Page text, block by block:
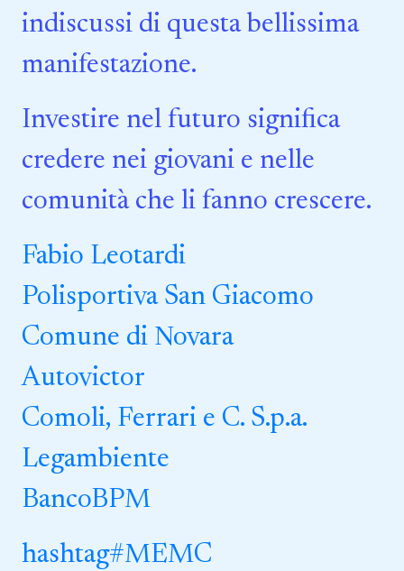
indiscussi di questa bellissima
manifestazione.
Investire nel futuro significa
credere nei giovani e nelle
comunità che li fanno crescere.
Fabio Leotardi
Polisportiva San Giacomo
Comune di Novara
Autovictor
Comoli, Ferrari e C. S.p.a.
Legambiente
BancoBPM
hashtag#MEMC